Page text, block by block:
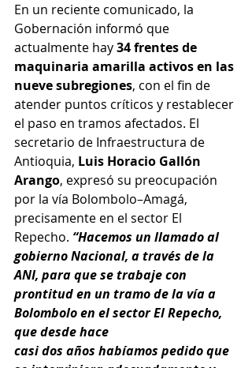
En un reciente comunicado, la
Gobernación informó que
actualmente hay 34 frentes de
maquinaria amarilla activos en las
nueve subregiones, con el fin de
atender puntos críticos y restablecer
el paso en tramos afectados. El
secretario de Infraestructura de
Antioquia, Luis Horacio Gallón
Arango, expresó su preocupación
por la vía Bolombolo–Amagá,
precisamente en el sector El
Repecho. “Hacemos un llamado al
gobierno Nacional, a través de la
ANI, para que se trabaje con
prontitud en un tramo de la vía a
Bolombolo en el sector El Repecho,
que desde hace
casi dos años habíamos pedido que